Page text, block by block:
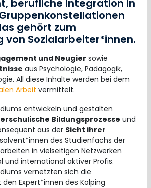
berufliche Integration in
gehört zum
von Sozialarbeiter*innen.
und Neugier sowie
aus Psychologie, Pädagogik,
All diese Inhalte werden bei dem
Arbeit vermittelt.
entwickeln und gestalten
Bildungsprozesse und
aus der Sicht ihrer
des Studienfachs der
arbeiten in vielseitigen Netzwerken
und international aktiver Profis.
vernetzten sich die
Expert*innen des Kolping